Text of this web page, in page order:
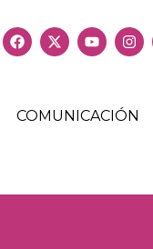
COMUNICACIÓN